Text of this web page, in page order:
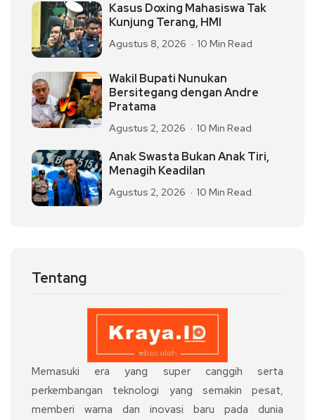
Kasus Doxing Mahasiswa Tak
Kunjung Terang, HMI
Agustus 8, 2026 10 Min Read
Wakil Bupati Nunukan
Bersitegang dengan Andre
Pratama
Agustus 2, 2026 10 Min Read
Anak Swasta Bukan Anak Tiri,
Menagih Keadilan
Agustus 2, 2026 10 Min Read
Tentang
Memasuki era yang super canggih serta
perkembangan teknologi yang semakin pesat,
memberi warna dan inovasi baru pada dunia